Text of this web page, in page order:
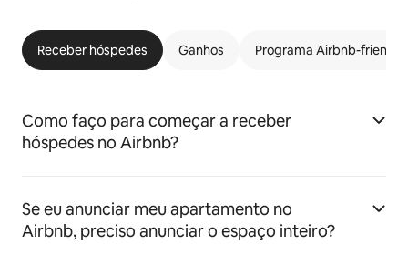
Receber hóspedes Ganhos Programa Airbnb-friendly
Como faço para começar a receber
hóspedes no Airbnb?
Se eu anunciar meu apartamento no
Airbnb, preciso anunciar o espaço inteiro?